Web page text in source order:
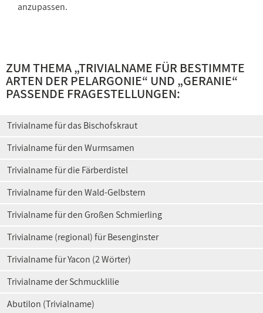
anzupassen.
ZUM THEMA „TRIVIALNAME FÜR BESTIMMTE
ARTEN DER PELARGONIE“ UND „GERANIE“
PASSENDE FRAGESTELLUNGEN:
Trivialname für das Bischofskraut
Trivialname für den Wurmsamen
Trivialname für die Färberdistel
Trivialname für den Wald-Gelbstern
Trivialname für den Großen Schmierling
Trivialname (regional) für Besenginster
Trivialname für Yacon (2 Wörter)
Trivialname der Schmucklilie
Abutilon (Trivialname)